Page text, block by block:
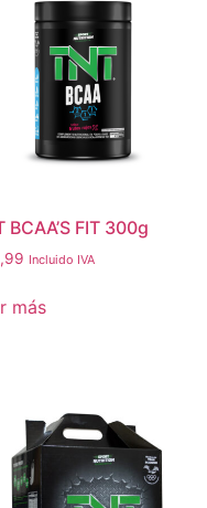
BCAA’S FIT 300g
Incluido IVA
más